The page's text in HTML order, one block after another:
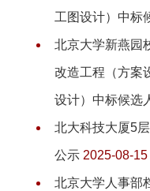
工图设计）中标
北京大学新燕园
改造工程（方案
设计）中标候选
北大科技大厦5
公示 2025-08-15
北京大学人事部